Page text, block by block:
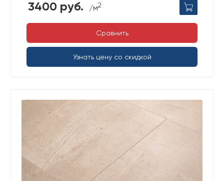
3400 руб. /м2
Сравнить
Узнать цену со скидкой